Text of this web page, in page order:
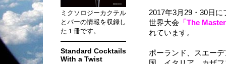
2017年3月29・30日
世界大会 「The
れています。
ポーランド、スエー
ミクソロジーカクテル
とバーの情報を収録し
た１冊です。
Standard Cocktails
With a Twist